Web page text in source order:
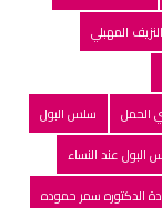
النزيف المهبلي
الحمل
سلس البول
البول عند النساء
الدكتوره سمر حموده